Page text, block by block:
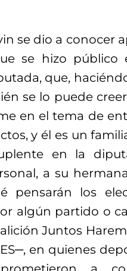
se dio a conocer
se hizo público
que,
se lo puede
en el tema de
y él es un
en la
a su
pensarán los
algún partido o
Juntos
en quienes